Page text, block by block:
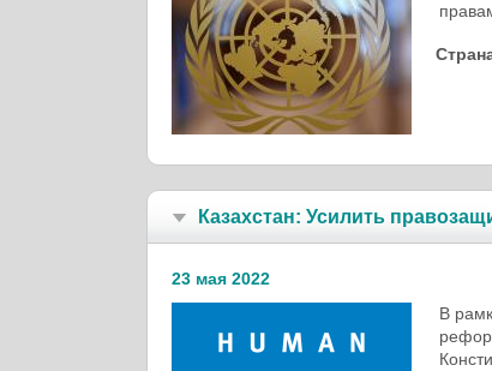
Казахстан: Усилить
23 мая 2022
В